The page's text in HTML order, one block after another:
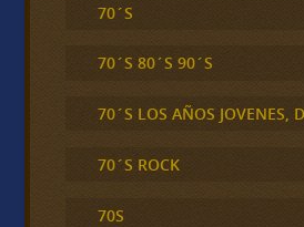
70´S
70´S 80´S 90´S
70´S LOS AÑOS JOVENES,
70´S ROCK
70S